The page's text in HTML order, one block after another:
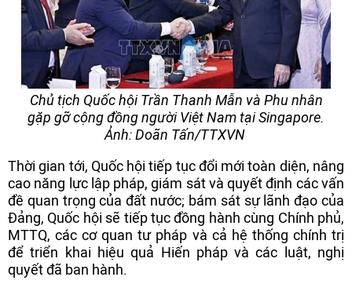
Chủ tịch Quốc hội Trần Thanh Mẫn và Phu nhân
gặp gỡ cộng đồng người Việt Nam tại Singapore.
Ảnh: Doãn Tấn/TTXVN
Thời gian tới, Quốc hội tiếp tục đổi mới toàn diện, nâng
cao năng lực lập pháp, giám sát và quyết định các vấn
đề quan trọng của đất nước; bám sát sự lãnh đạo của
Đảng, Quốc hội sẽ tiếp tục đồng hành cùng Chính phủ,
MTTQ, các cơ quan tư pháp và cả hệ thống chính trị
để triển khai hiệu quả Hiến pháp và các luật, nghị
quyết đã ban hành.